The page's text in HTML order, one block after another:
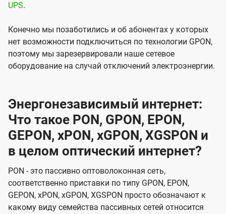
UPS.
Конечно мы позаботились и об абонентах у которых
нет возможности подключиться по технологии GPON,
поэтому мы зарезервировали наше сетевое
оборудование на случай отключений электроэнергии.
Энергонезависимый интернет:
Что такое PON, GPON, EPON,
GEPON, xPON, xGPON, XGSPON и
в целом оптический интернет?
PON - это пассивно оптоволоконная сеть,
соответственно приставки по типу GPON, EPON,
GEPON, xPON, xGPON, XGSPON просто обозначают к
какому виду семейства пассивных сетей относится